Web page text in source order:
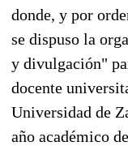
donde, y por
se dispuso la
y divulgación"
docente
Universidad de
año académico